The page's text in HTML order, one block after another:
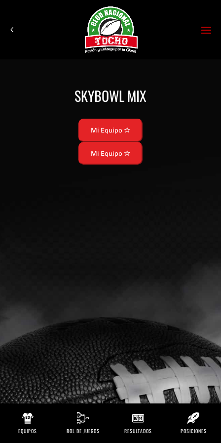
SKYBOWL MIX
Mi Equipo
Mi Equipo
EQUIPOS ROL DE JUEGOS RESULTADOS POSICIONES